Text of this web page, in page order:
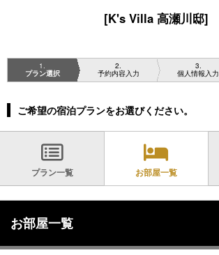
[K's Villa 高瀬川邸]
1
プラン選択
2
予約内容入力
3
個人情報入力
ご希望の宿泊プランをお選びください。
プラン一覧 お部屋一覧
お部屋一覧